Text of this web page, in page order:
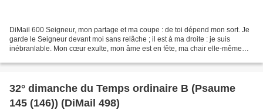
DiMail 600 Seigneur, mon partage et ma coupe : de toi dépend mon sort. Je
garde le Seigneur devant moi sans relâche ; il est à ma droite : je suis
inébranlable. Mon cœur exulte, mon âme est en fête, ma chair elle-même
32° dimanche du Temps ordinaire B (Psaume
145 (146)) (DiMail 498)